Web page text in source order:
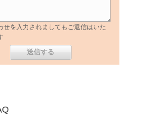
せを入力されましてもご返信はいた